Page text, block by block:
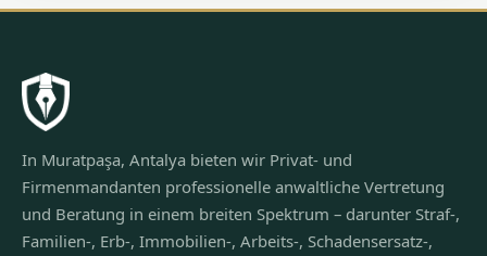
In Muratpaşa, Antalya bieten wir Privat- und
Firmenmandanten professionelle anwaltliche Vertretung
und Beratung in einem breiten Spektrum – darunter Straf-,
Familien-, Erb-, Immobilien-, Arbeits-, Schadensersatz-,